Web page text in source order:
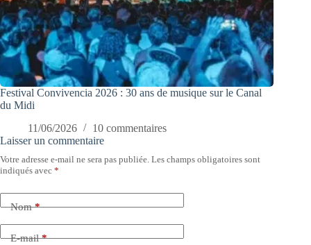
Festival Convivencia 2026 : 30 ans de musique sur le Canal
du Midi
11/06/2026
10 commentaires
Laisser un commentaire
Votre adresse e-mail ne sera pas publiée. Les champs obligatoires sont
indiqués avec *
Nom*
E-mail*